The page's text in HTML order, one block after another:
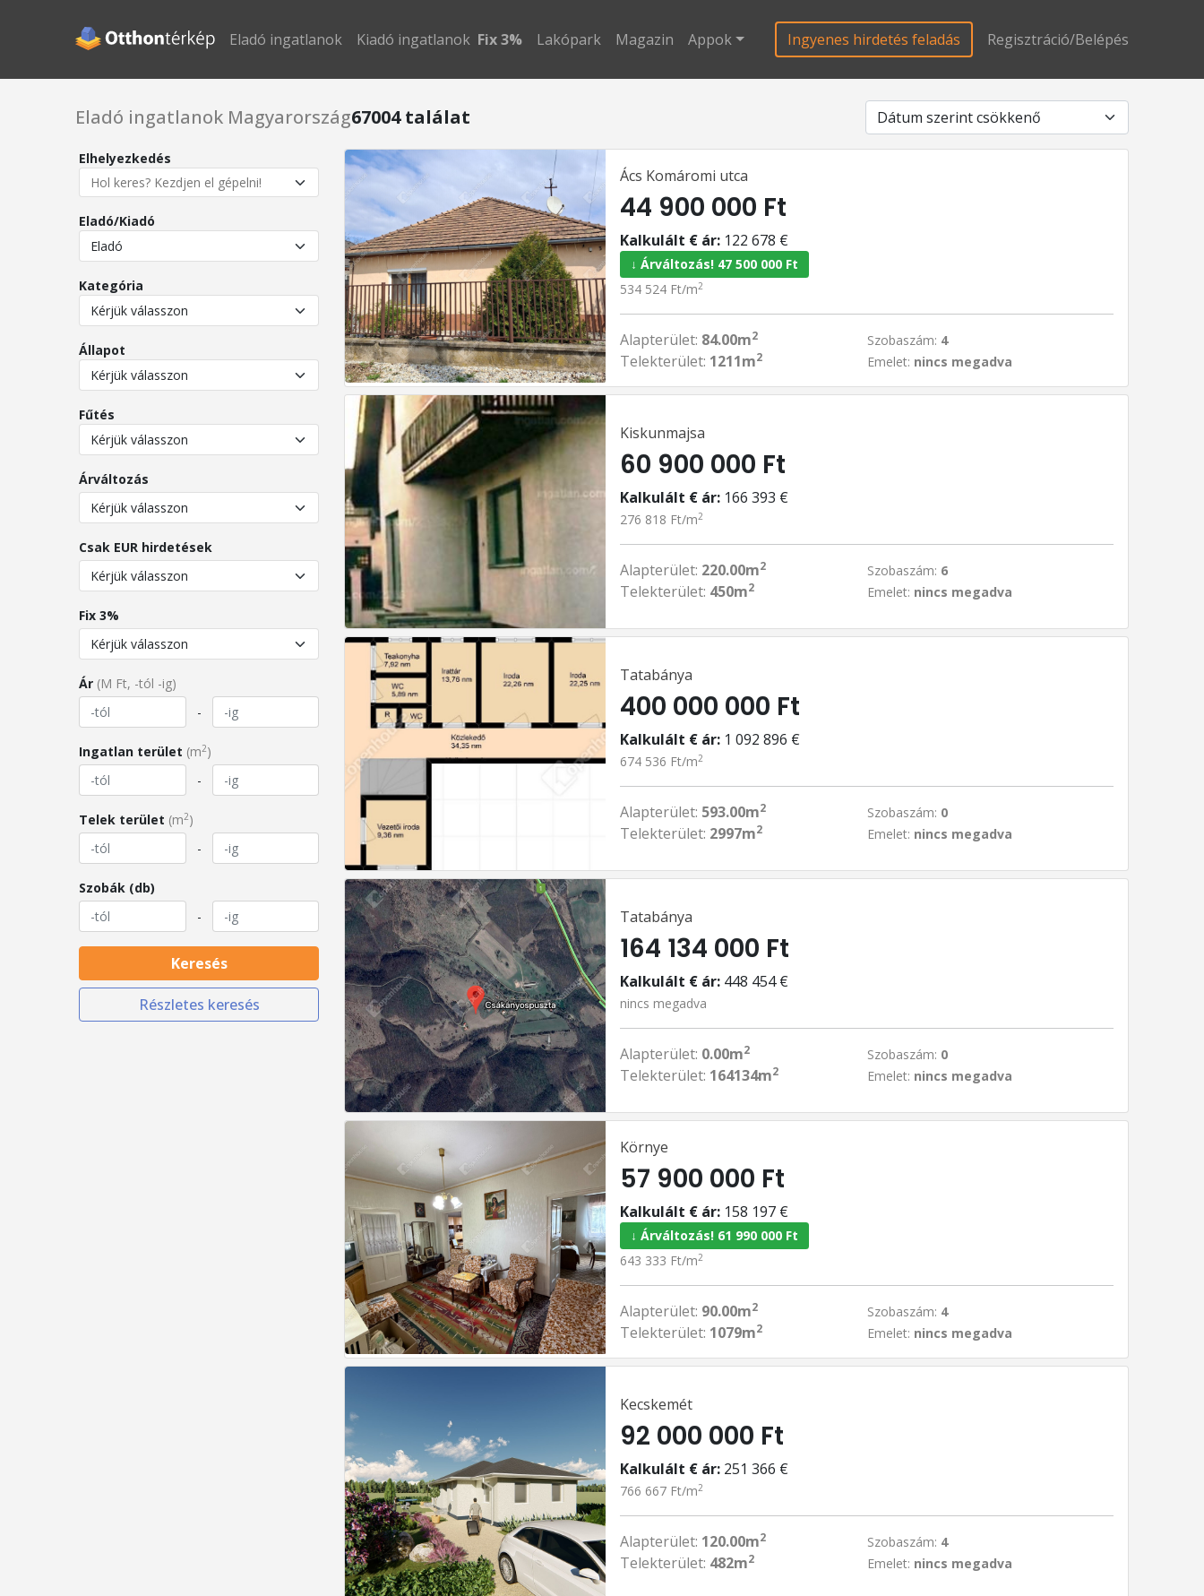
Eladó ingatlanok Kiadó ingatlanok Fix 3% Lakópark Magazin Appok Ingyenes hirdetés feladás Regisztráció/Belépés
Eladó ingatlanok Magyarország67004 találat
Elhelyezkedés
Eladó/Kiadó
Kategória
Állapot
Fűtés
Árváltozás
Csak EUR hirdetések
Fix 3%
Ár (M Ft, -tól -ig)
-
Ingatlan terület (m2)
-
Telek terület (m2)
-
Szobák (db)
-
Keresés
Részletes keresés
Ács Komáromi utca
44 900 000 Ft
Kalkulált € ár: 122 678 €
↓ Árváltozás! 47 500 000 Ft
534 524 Ft/m2
Alapterület: 84.00m2
Telekterület: 1211m2
Szobaszám: 4
Emelet: nincs megadva
Kiskunmajsa
60 900 000 Ft
Kalkulált € ár: 166 393 €
276 818 Ft/m2
Alapterület: 220.00m2
Telekterület: 450m2
Szobaszám: 6
Emelet: nincs megadva
Tatabánya
400 000 000 Ft
Kalkulált € ár: 1 092 896 €
674 536 Ft/m2
Alapterület: 593.00m2
Telekterület: 2997m2
Szobaszám: 0
Emelet: nincs megadva
Tatabánya
164 134 000 Ft
Kalkulált € ár: 448 454 €
nincs megadva
Alapterület: 0.00m2
Telekterület: 164134m2
Szobaszám: 0
Emelet: nincs megadva
Környe
57 900 000 Ft
Kalkulált € ár: 158 197 €
↓ Árváltozás! 61 990 000 Ft
643 333 Ft/m2
Alapterület: 90.00m2
Telekterület: 1079m2
Szobaszám: 4
Emelet: nincs megadva
Kecskemét
92 000 000 Ft
Kalkulált € ár: 251 366 €
766 667 Ft/m2
Alapterület: 120.00m2
Telekterület: 482m2
Szobaszám: 4
Emelet: nincs megadva